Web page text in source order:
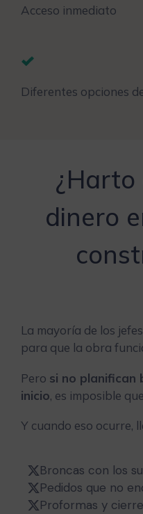
Acceso inmediato
Diferentes opciones
dinero
La mayoría de los
para que la obra
Pero si no planifican
inicio, es imposible
Y cuando eso ocurre,
Broncas con los
Pedidos que no
Proformas y